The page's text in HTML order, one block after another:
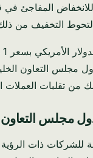
المفاجئ في
التخفيف من ذلك،
دول مجلس التعاون
تقلبات العملات
مجلس
ذات